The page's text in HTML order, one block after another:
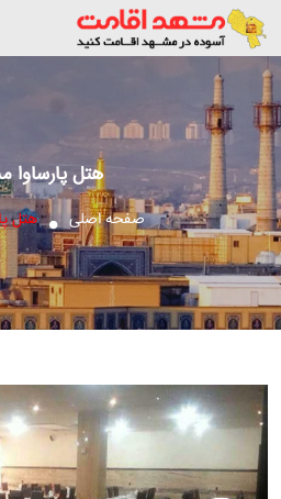
هتل پارساوا
صفحه اصلی هتل